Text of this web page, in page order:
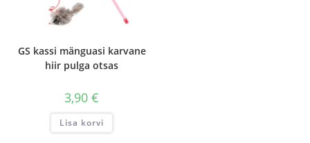
GS kassi mänguasi karvane
hiir pulga otsas
3,90€
Lisa korvi